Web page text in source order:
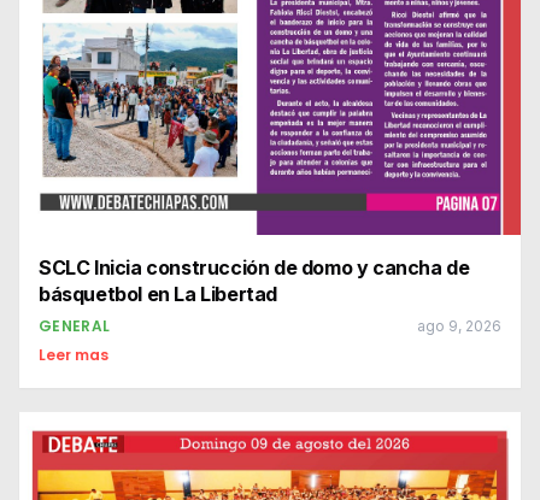
SCLC Inicia construcción de domo y cancha de
básquetbol en La Libertad
GENERAL ago 9, 2026
Leer mas